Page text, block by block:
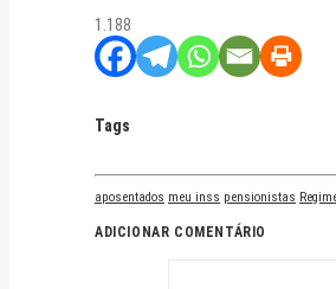
1.188
Tags
aposentados meu inss pensionistas
ADICIONAR COMENTÁRIO